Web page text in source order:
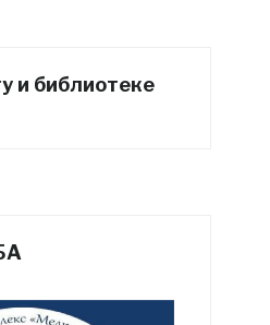
и библиотеке